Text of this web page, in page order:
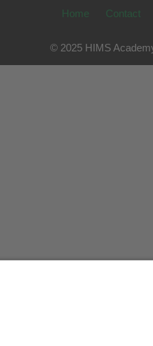
Home Contact
© 2025 HIMS